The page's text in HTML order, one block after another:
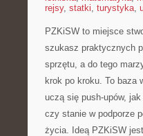
rejsy, statki, turystyka,
PZKiSW to miejsce
szukasz praktycznych
sprzętu, a do tego
krok po kroku. To baza
uczą się push-upów,
czy stanie w podporze
życia. Ideą PZKiSW